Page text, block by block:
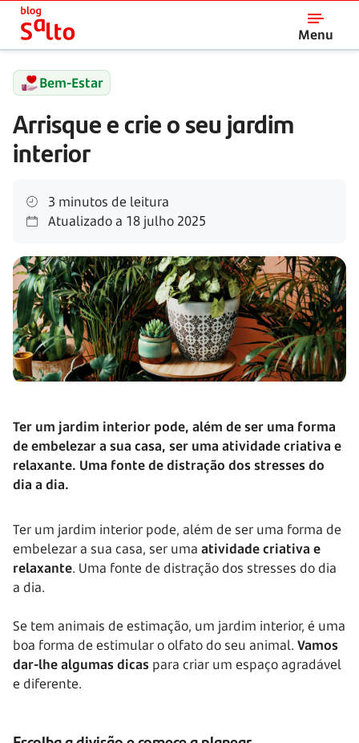
Menu
Salto
Bem-Estar
Arrisque e crie o seu jardim
interior
3 minutos de leitura
Atualizado a 18 julho 2025
Ter um jardim interior pode, além de ser uma forma
de embelezar a sua casa, ser uma atividade criativa e
relaxante. Uma fonte de distração dos stresses do
dia a dia.
Ter um jardim interior pode, além de ser uma forma de
embelezar a sua casa, ser uma atividade criativa e
relaxante. Uma fonte de distração dos stresses do dia
a dia.
Se tem animais de estimação, um jardim interior, é uma
boa forma de estimular o olfato do seu animal. Vamos
dar-lhe algumas dicas para criar um espaço agradável
e diferente.